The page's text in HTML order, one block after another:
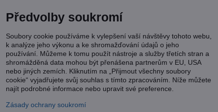
Předvolby soukromí
Soubory cookie používáme k vylepšení vaší návštěvy tohoto webu,
k analýze jeho výkonu a ke shromažďování údajů o jeho
používání. Můžeme k tomu použít nástroje a služby třetích stran a
shromážděná data mohou být přenášena partnerům v EU, USA
nebo jiných zemích. Kliknutím na „Přijmout všechny soubory
cookie“ vyjadřujete svůj souhlas s tímto zpracováním. Níže můžete
najít podrobné informace nebo upravit své preference.
Zásady ochrany soukromí